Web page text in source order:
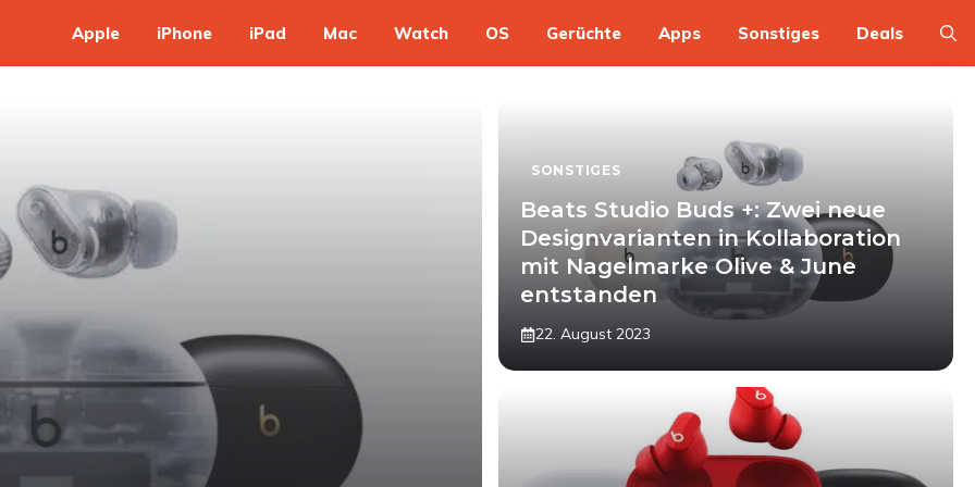
Apple iPhone iPad Mac Watch OS Gerüchte Apps Sonstiges Deals
SONSTIGES
Beats Studio Buds +: Zwei neue
Designvarianten in Kollaboration
mit Nagelmarke Olive & June
entstanden
22. August 2023